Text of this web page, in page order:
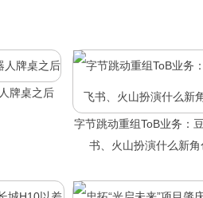
牌桌之后
字节跳动重组ToB业务：
书、火山扮演什么新角